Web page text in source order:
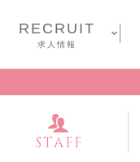
RECRUIT
求人情報
STAFF